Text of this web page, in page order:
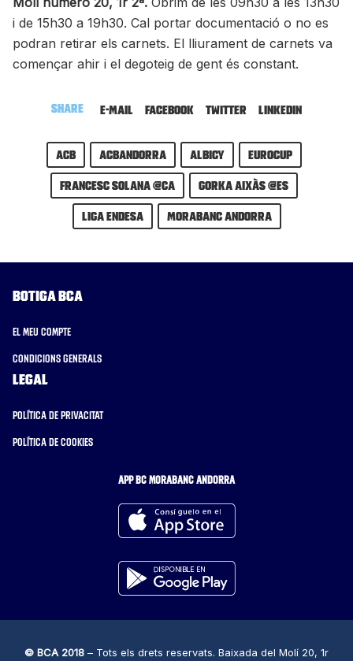
i de 15h30 a 19h30. Cal portar documentació o no es
podran retirar els carnets. El lliurament de carnets va
començar ahir i el degoteig de gent és constant.
Share E-mail Facebook Twitter LinkedIn
ACB acbandorra ALBICY
eurocup
Francesc Solana @ca
Gorka Aixàs @es
Liga Endesa
MoraBanc Andorra
Botiga BCA
El meu compte
Condicions generals
Legal
Política de privacitat
Política de cookies
APP BC MORABANC ANDORRA
© BCA 2018 – Tots els drets reservats. Baixada del Molí 20, 1r